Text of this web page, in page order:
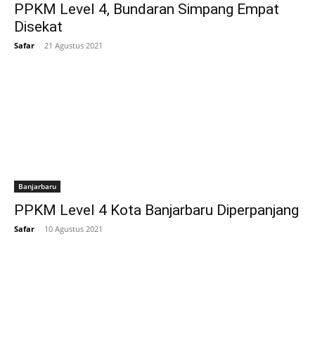
PPKM Level 4, Bundaran Simpang Empat
Disekat
Safar - 21 Agustus 2021
Banjarbaru
PPKM Level 4 Kota Banjarbaru Diperpanjang
Safar - 10 Agustus 2021